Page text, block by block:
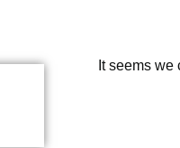
It seems we